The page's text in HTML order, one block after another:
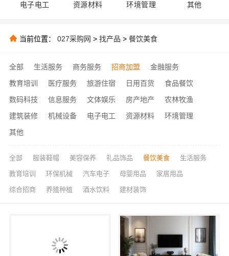
电子电工 资源材料 环境管理 其他
当前位置： 027采购网 > 找产品 > 餐饮美食
全部 生活服务 商务服务 招商加盟
金融服务
教育培训
医疗服务 旅游住宿 日用百货
食品餐饮
数码科技
信息服务 文体娱乐 房产地产
农林牧渔
建筑装修
机械设备 电子电工 资源材料
环境管理
其他
全部 服装鞋帽 美容保养 礼品饰品 餐饮美食 生活服务
教育培训 环保机械 汽车电子 母婴用品 家居用品
综合招商 养殖种植 酒水饮料 建材装饰